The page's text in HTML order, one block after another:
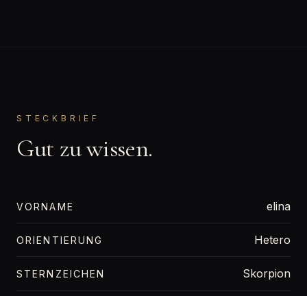
STECKBRIEF
Gut zu wissen.
VORNAME elina
ORIENTIERUNG Hetero
STERNZEICHEN Skorpion